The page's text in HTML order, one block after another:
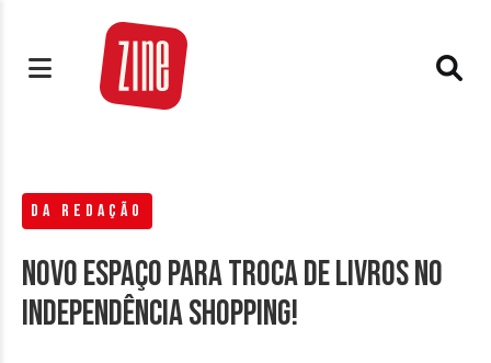
DA REDAÇÃO
Novo espaço para troca de livros no
Independência Shopping!